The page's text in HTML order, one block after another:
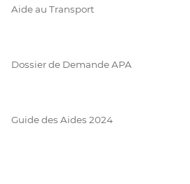
Aide au Transport
Dossier de Demande APA
Guide des Aides 2024